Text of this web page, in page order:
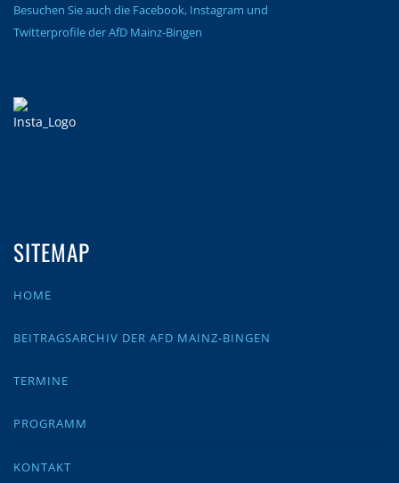
Besuchen Sie auch die Facebook, Instagram und
Twitterprofile der AfD Mainz-Bingen
SITEMAP
HOME
BEITRAGSARCHIV DER AFD MAINZ-BINGEN
TERMINE
PROGRAMM
KONTAKT